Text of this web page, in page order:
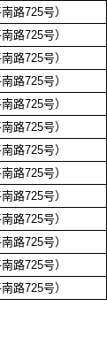
路725号）
路725号）
路725号）
路725号）
路725号）
路725号）
路725号）
路725号）
路725号）
路725号）
路725号）
路725号）
路725号）